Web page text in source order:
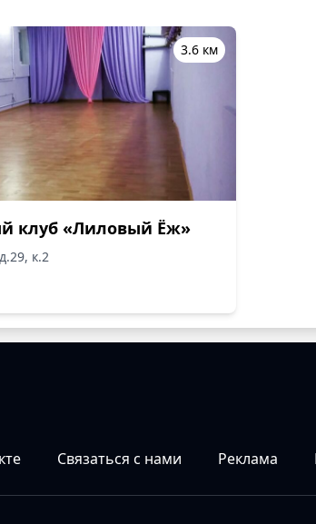
3.6 км
клуб «Лиловый Ёж»
к.2
Связаться с нами Реклама